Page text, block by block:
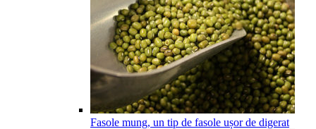
Fasole mung, un tip de fasole ușor de digerat